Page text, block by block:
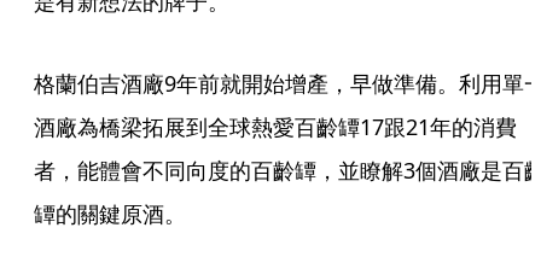
格蘭伯吉酒廠9年前就開始增產，早做準備。利用單
酒廠為橋梁拓展到全球熱愛百齡罈17跟21年的消費
者，能體會不同向度的百齡罈，並瞭解3個酒廠是百
罈的關鍵原酒。